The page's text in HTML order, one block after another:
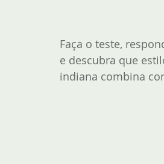
Faça o teste,
e descubra que
indiana combina